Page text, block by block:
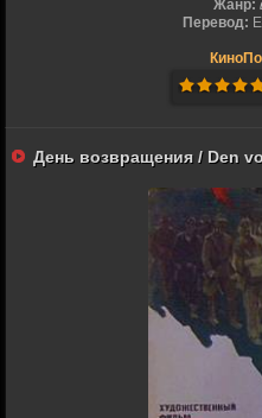
Жанр:
Перевод:
День возвращения / Den